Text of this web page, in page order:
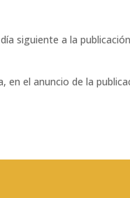
siguiente a la
el anuncio de la